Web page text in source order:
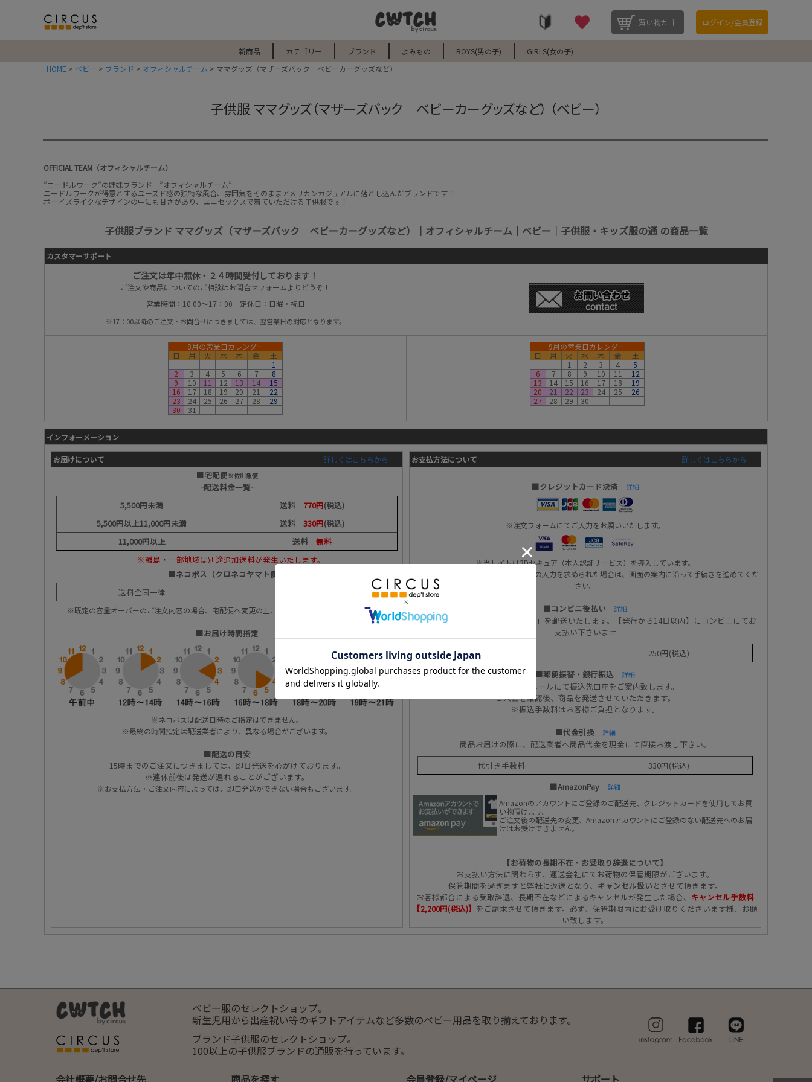
買い物カゴ ログイン/会員登録
新商品 カテゴリー ブランド よみもの BOYS(男の子)
GIRLS(女の子)
HOME
ベビー ブランド オフィシャルチーム ママグッズ（マザーズバック ベビーカーグッズなど）
子供服 ママグッズ（マザーズバック ベビーカーグッズなど） （ベビー）
OFFICIAL TEAM（オフィシャルチーム）
”ニードルワーク”の姉妹ブランド ”オフィシャルチーム”
ニードルワークが得意とするユーズド感の独特な風合、雰囲気をそのままアメリカンカジュアルに落とし込んだブランドです！
ボーイズライクなデザインの中にも甘さがあり、ユニセックスで着ていただける子供服です！
子供服ブランド ママグッズ（マザーズバック ベビーカーグッズなど）｜オフィシャルチーム｜ベビー｜子供服・キッズ服の通 の商品一覧
カスタマーサポート
ご注文は年中無休・２４時間受付しております！
ご注文や商品についてのご相談はお問合せフォームよりどうぞ！
営業時間：10:00～17：00 定休日：日曜・祝日
※17：00以降のご注文・お問合せにつきましては、翌営業日の対応となります。
8月の営業日カレンダー
日
月 火 水 木 金
土
1
2
3 4 5 6 7
8
9
10 11 12 13 14
15
16
17 18 19 20 21
22
23
24 25 26 27 28
29
30
31
9月の営業日カレンダー
日
月 火 水 木 金
土
1
2 3 4
5
6
7 8 9 10 11
12
13
14 15 16 17 18
19
20
21 22 23 24 25
26
27
28 29 30
インフォーメーション
お届けについて 詳しくはこちらから
■宅配便※佐川急便
-配送料金一覧-
5,500円未満
送料 770円(税込)
5,500円以上11,000円未満
送料 330円(税込)
11,000円以上
送料 無料
※離島・一部地域は別途追加送料が発生いたします。
■ネコポス（クロネコヤマト便）
送料全国一律
※既定の容量オーバーのご注文内容の場合、宅配便へ変更の上、お送り致します。 詳しくはこちら
■お届け時間指定
※ネコポスは配送日時のご指定はできません。
※最終の時間指定は配送業者により、異なる場合がございます。
■配送の目安
15時までのご注文につきましては、即日発送を心がけております。
※連休前後は発送が遅れることがございます。
※お支払方法・ご注文内容によっては、即日発送ができない場合もございます。
お支払方法について 詳しくはこちらから
■クレジットカード決済 詳細
※注文フォームにてご入力をお願いいたします。
※当サイトは3Dセキュア（本人認証サービス）を導入しています。
本人認証時にワンタイムパスワード等の入力を求められた場合は、画面の案内に沿って手続きを進めてくだ
さい。
■コンビニ後払い 詳細
商品発送後「お支払い用紙(払込票)」を郵送いたします。【発行から14日以内】にコンビニにてお
支払い下さいませ
250円(税込)
■郵便振替・銀行振込
詳細
ご注文後、メールにて振込先口座をご案内致します。
ご入金を確認後、商品を発送させていただきます。
※振込手数料はお客様ご負担となります。
■代金引換
詳細
商品お届けの際に、配送業者へ商品代金を現金にて直接お渡し下さい。
代引き手数料
330円(税込)
■AmazonPay
詳細
Amazonのアカウントにご登録のご配送先、クレジットカードを使用してお買
い物頂けます。
ご注文後の配送先の変更、Amazonアカウントにご登録のない配送先へのお届
けはお受けできません。
【お荷物の長期不在・お受取り辞退について】
お支払い方法に関わらず、運送会社にてお荷物の保管期限がございます。
保管期間を過ぎますと弊社に返送となり、 キャンセル扱い とさせて頂きます。
お客様都合による受取辞退、長期不在などによるキャンセルが発生した場合、 キャンセル手数料
【2,200円(税込)】 をご請求させて頂きます。必ず、保管期限内にお受け取りくださいます様、お願
い致します。
ベビー服のセレクトショップ。
新生児用から出産祝い等のギフトアイテムなど多数のベビー用品を取り揃えております。
ブランド子供服のセレクトショップ。
100以上の子供服ブランドの通販を行っています。
会社概要/お問合せ先
商品を探す 会員登録/マイページ サポート